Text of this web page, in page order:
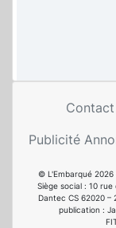
Contact
Publicité
© L'Embarqué 2026
Siège social : 10
Dantec CS 62020 –
publication :